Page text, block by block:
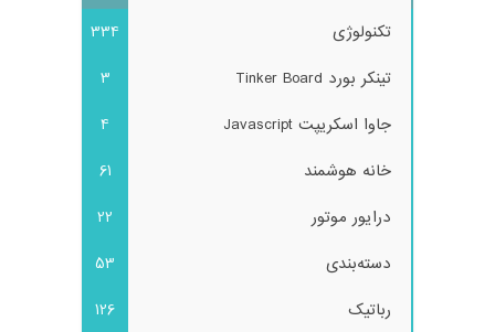
تکنولوژی
334
تینکر بورد Tinker Board
3
جاوا اسکریپت Javascript
4
خانه هوشمند
61
درایور موتور
22
دسته‌بندی
53
رباتیک
126